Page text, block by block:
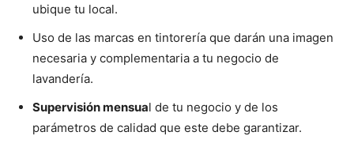
ubique tu local.
Uso de las marcas en tintorería que darán una imagen
necesaria y complementaria a tu negocio de
lavandería.
Supervisión mensual de tu negocio y de los
parámetros de calidad que este debe garantizar.